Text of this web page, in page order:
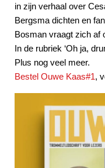
in zijn verhaal over
Bergsma dichten en
Bosman vraagt zich af
In de rubriek ‘Oh ja,
Plus nog veel meer.
Bestel Ouwe Kaas#1,